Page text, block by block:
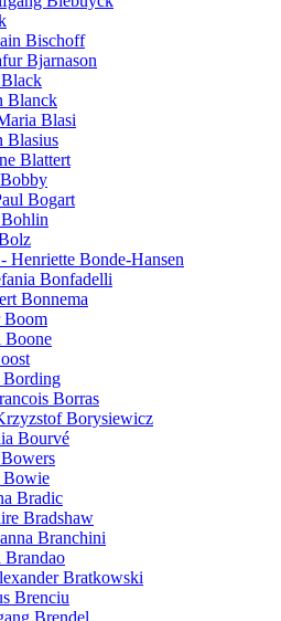
Bischoff
Bjarnason
Blanck
Blasi
Blasius
Blattert
Bogart
Henriette Bonde-Hansen
Bonfadelli
Bonnema
Boom
Boone
Bording
Borras
Borysiewicz
Bourvé
Bowie
Bradic
Bradshaw
Branchini
Brandao
Bratkowski
Brenciu